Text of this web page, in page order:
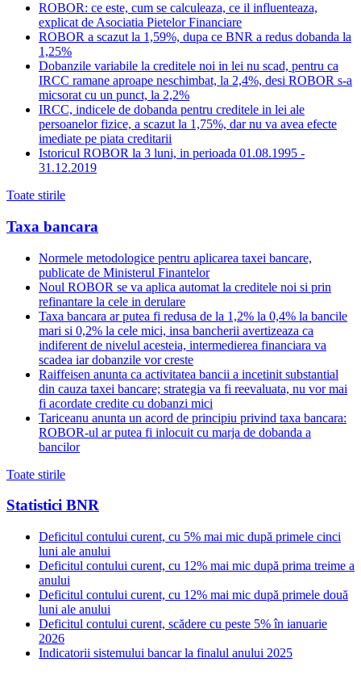
ROBOR: ce este, cum se calculeaza, ce il influenteaza,
explicat de Asociatia Pietelor Financiare
ROBOR a scazut la 1,59%, dupa ce BNR a redus dobanda la
1,25%
Dobanzile variabile la creditele noi in lei nu scad, pentru ca
IRCC ramane aproape neschimbat, la 2,4%, desi ROBOR s-a
micsorat cu un punct, la 2,2%
IRCC, indicele de dobanda pentru creditele in lei ale
persoanelor fizice, a scazut la 1,75%, dar nu va avea efecte
imediate pe piata creditarii
Istoricul ROBOR la 3 luni, in perioada 01.08.1995 -
31.12.2019
Toate stirile
Taxa bancara
Normele metodologice pentru aplicarea taxei bancare,
publicate de Ministerul Finantelor
Noul ROBOR se va aplica automat la creditele noi si prin
refinantare la cele in derulare
Taxa bancara ar putea fi redusa de la 1,2% la 0,4% la bancile
mari si 0,2% la cele mici, insa bancherii avertizeaza ca
indiferent de nivelul acesteia, intermedierea financiara va
scadea iar dobanzile vor creste
Raiffeisen anunta ca activitatea bancii a incetinit substantial
din cauza taxei bancare; strategia va fi reevaluata, nu vor mai
fi acordate credite cu dobanzi mici
Tariceanu anunta un acord de principiu privind taxa bancara:
ROBOR-ul ar putea fi inlocuit cu marja de dobanda a
bancilor
Toate stirile
Statistici BNR
Deficitul contului curent, cu 5% mai mic după primele cinci
luni ale anului
Deficitul contului curent, cu 12% mai mic după prima treime a
anului
Deficitul contului curent, cu 12% mai mic după primele două
luni ale anului
Deficitul contului curent, scădere cu peste 5% în ianuarie
2026
Indicatorii sistemului bancar la finalul anului 2025